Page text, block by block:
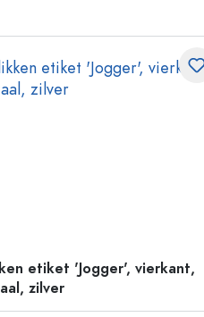
etiket 'Jogger', vierkant,
zilver